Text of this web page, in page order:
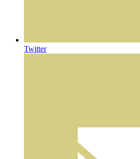
Twitter